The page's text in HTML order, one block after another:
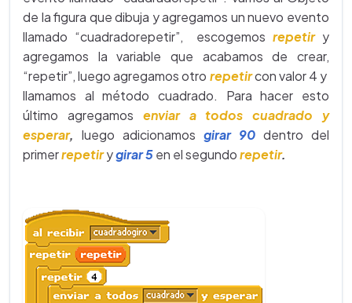
de la figura que dibuja y agregamos un nuevo evento
llamado “cuadradorepetir”, escogemosrepetir y
agregamos la variable que acabamos de crear,
“repetir”, luego agregamos otro repetircon valor 4 y
llamamos al método cuadrado. Para hacer esto
último agregamos enviar a todos cuadrado y
esperar, luego adicionamos girar 90 dentro del
primerrepetirygirar 5en el segundorepetir.